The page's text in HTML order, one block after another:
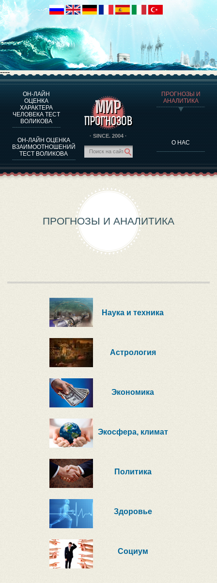
----
ОН-ЛАЙН
ОЦЕНКА
ХАРАКТЕРА
ЧЕЛОВЕКА ТЕСТ
ВОЛИКОВА
ОН-ЛАЙН ОЦЕНКА
ВЗАИМООТНОШЕНИЙ
ТЕСТ ВОЛИКОВА
· SINCE. 2004 ·
ПРОГНОЗЫ И
АНАЛИТИКА
О НАС
О ПРОГРАММЕ
ОЦЕНКА ХАРАКТЕРA ЧЕЛОВЕКА
ОЦЕНКА ХАРАКТЕРА ВЫДАЮЩИХСЯ ЛИЧНОСТЕЙ
О ПРОГРАММЕ
ТЕСТ НА СОВМЕСТИМОСТЬ ВОЛИКОВА
ПРОГНОЗЫ И АНАЛИТИКА
ПРОГНОЗЫ И АНАЛИТИКА
Наука и техника
Астрология
Экономика
Экосфера, климат
Политика
Здоровье
Социум